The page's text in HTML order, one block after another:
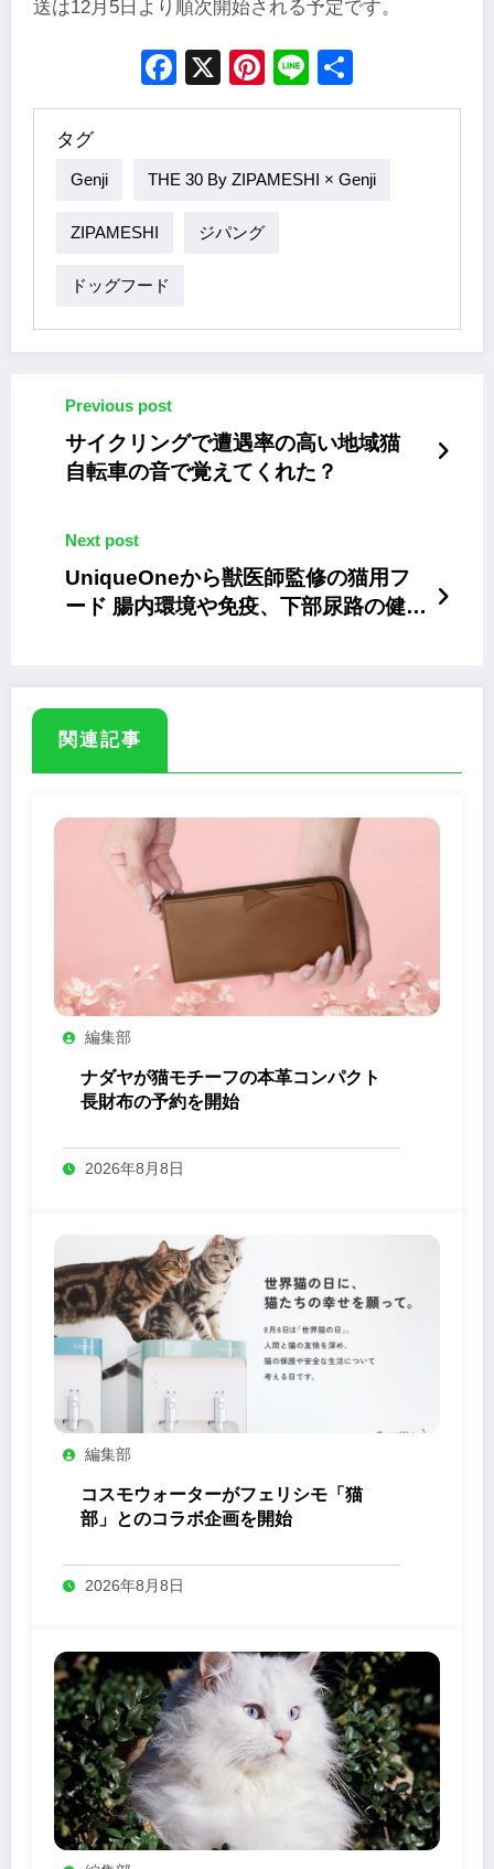
送は12月5日より順次開始される予定です。
Facebook
X Pinterest
Line
タグ
Genji THE 30 By ZIPAMESHI × Genji
ZIPAMESHI ジパング
ドッグフード
Previous post
サイクリングで遭遇率の高い地域猫
自転車の音で覚えてくれた？
Next post
UniqueOneから獣医師監修の猫用フ
ード 腸内環境や免疫、下部尿路の健康
関連記事
編集部
ナダヤが猫モチーフの本革コンパクト
長財布の予約を開始
2026年8月8日
編集部
コスモウォーターがフェリシモ「猫
部」とのコラボ企画を開始
2026年8月8日